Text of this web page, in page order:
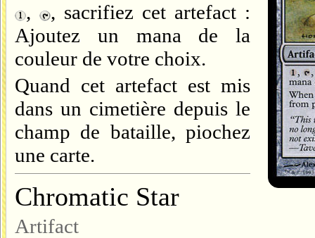
,
, sacrifiez cet artefact :
Ajoutez un mana de la
couleur de votre choix.
Quand cet artefact est mis
dans un cimetière depuis le
champ de bataille, piochez
une carte.
Chromatic Star
Artifact